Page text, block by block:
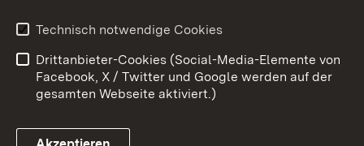
Barrierefreiheit
Impressum Cookies
Technisch notwendige Cookies
Drittanbieter-Cookies (Social-Media-Elemente von
Facebook, X / Twitter und Google werden auf der
gesamten Webseite aktiviert.)